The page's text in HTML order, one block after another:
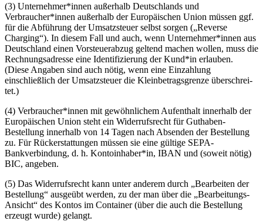
(3) Unternehmer*innen außerhalb Deutschlands und
Verbraucher*innen außerhalb der Europäischen Union müssen ggf.
für die Abführung der Umsatzsteuer selbst sorgen („Reverse
Charging“). In diesem Fall und auch, wenn Unternehmer*innen aus
Deutschland einen Vorsteuerabzug geltend machen wollen, muss die
Rechnungsadresse eine Identifizierung der Kund*in erlauben.
(Diese Angaben sind auch nötig, wenn eine Einzahlung
einschließlich der Umsatzsteuer die Kleinbetragsgrenze über­schrei­
tet.)
(4) Verbraucher*innen mit gewöhnlichem Aufenthalt innerhalb der
Europäischen Union steht ein Widerrufsrecht für Guthaben-
Bestellung innerhalb von 14 Tagen nach Absenden der Bestellung
zu. FürRück­er­stat­tun­gen müssen sie eine gültige SEPA-
Bankverbindung, d. h. Kontoinhaber*in, IBAN und (soweit nötig)
BIC, angeben.
(5) Das Widerrufsrecht kann unter anderem durch „Bearbeiten der
Bestellung“ ausgeübt werden, zu der man über die „Bearbeitungs-
Ansicht“ des Kontos im Container (über die auch die Bestellung
erzeugt wurde) gelangt.